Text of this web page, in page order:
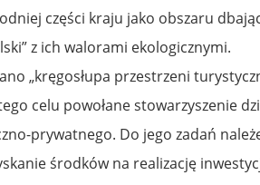
części kraju jako obszaru
z ich walorami ekologicznymi.
„kręgosłupa przestrzeni
celu powołane stowarzyszenie
prywatnego. Do jego zadań
środków na realizację